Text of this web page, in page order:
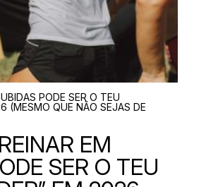
PODE SER O TEU
(MESMO QUE NÃO SEJAS DE
EM
SER O TEU